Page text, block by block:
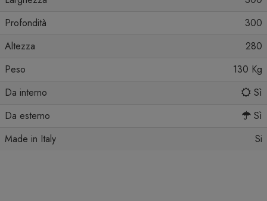
Profondità
300
Altezza
280
Peso
130 Kg
Da interno
Sì
Da esterno
Sì
Made in Italy
Si